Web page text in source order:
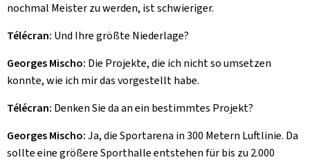
nochmal Meister zu werden, ist schwieriger.
Télécran: Und Ihre größte Niederlage?
Georges Mischo: Die Projekte, die ich nicht so umsetzen
konnte, wie ich mir das vorgestellt habe.
Télécran: Denken Sie da an ein bestimmtes Projekt?
Georges Mischo:Ja, die Sportarena in 300 Metern Luftlinie. Da
sollte eine größere Sporthalle entstehen für bis zu 2.000